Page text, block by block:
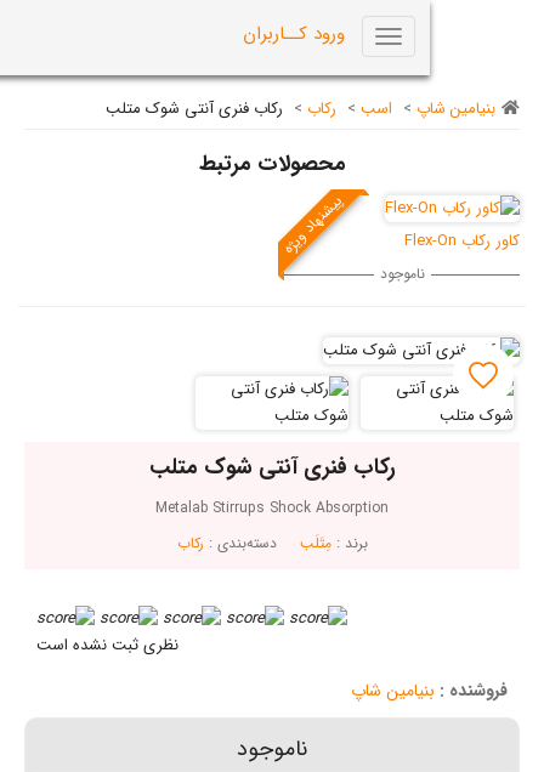
ورود کــاربران
> اسب > رکاب > رکاب فنری آنتی شوک متلب
محصولات مرتبط
پیشنهاد ویژه
ناموجود
رکاب فنری آنتی شوک متلب
Metalab Stirrups Shock Absorption
دسته‌بندی :رکاب
نظری ثبت نشده است
شاپ